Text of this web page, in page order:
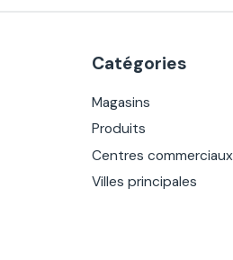
Catégories
Magasins
Produits
Centres commerciaux
Villes principales